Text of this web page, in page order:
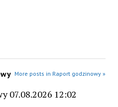
More posts in Raport godzinowy »
07.08.2026 12:02